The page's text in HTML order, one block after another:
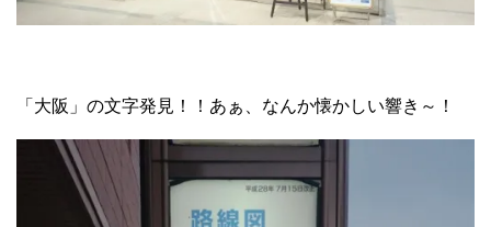
「大阪」の文字発見！！あぁ、なんか懐かしい響き～！